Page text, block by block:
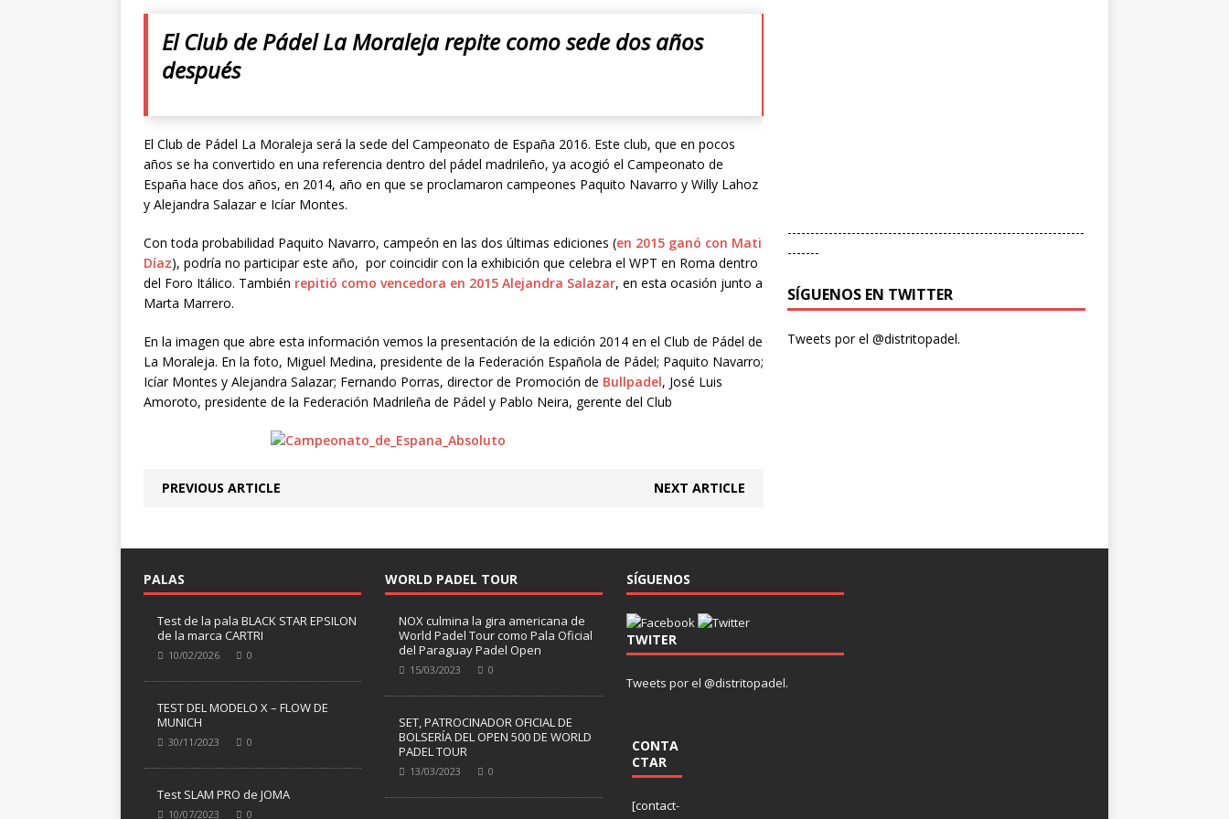
El Club de Pádel La Moraleja repite como sede dos años
después
El Club de Pádel La Moraleja será la sede del Campeonato de España 2016. Este club, que en pocos
años se ha convertido en una referencia dentro del pádel madrileño, ya acogió el Campeonato de
España hace dos años, en 2014, año en que se proclamaron campeones Paquito Navarro y Willy Lahoz
y Alejandra Salazar e Icíar Montes.
Con toda probabilidad Paquito Navarro, campeón en las dos últimas ediciones (en 2015 ganó con Mati
Díaz), podría no participar este año, por coincidir con la exhibición que celebra el WPT en Roma dentro
del Foro Itálico. También repitió como vencedora en 2015 Alejandra Salazar, en esta ocasión junto a
Marta Marrero.
En la imagen que abre esta información vemos la presentación de la edición 2014 en el Club de Pádel de
La Moraleja. En la foto, Miguel Medina, presidente de la Federación Española de Pádel; Paquito Navarro;
Icíar Montes y Alejandra Salazar; Fernando Porras, director de Promoción de Bullpadel, José Luis
Amoroto, presidente de la Federación Madrileña de Pádel y Pablo Neira, gerente del Club
PREVIOUS ARTICLE NEXT ARTICLE
-----------------------------------------------------------------
-------
SÍGUENOS EN TWITTER
Tweets por el @distritopadel.
PALAS
Test de la pala BLACK STAR EPSILON
de la marca CARTRI
10/02/2026 0
TEST DEL MODELO X – FLOW DE
MUNICH
30/11/2023 0
Test SLAM PRO de JOMA
10/07/2023 0
WORLD PADEL TOUR
NOX culmina la gira americana de
World Padel Tour como Pala Oficial
del Paraguay Padel Open
15/03/2023 0
SET, PATROCINADOR OFICIAL DE
BOLSERÍA DEL OPEN 500 DE WORLD
PADEL TOUR
13/03/2023 0
SÍGUENOS
TWITER
Tweets por el @distritopadel.
CONTA
CTAR
[contact-